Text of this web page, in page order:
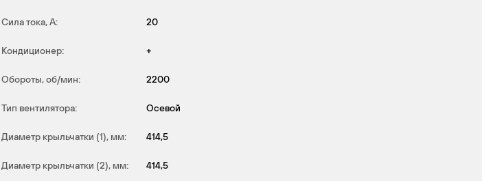
Сила тока, А: 20
Кондиционер: +
Обороты, об/мин: 2200
Тип вентилятора: Осевой
Диаметр крыльчатки (1), мм: 414,5
Диаметр крыльчатки (2), мм: 414,5